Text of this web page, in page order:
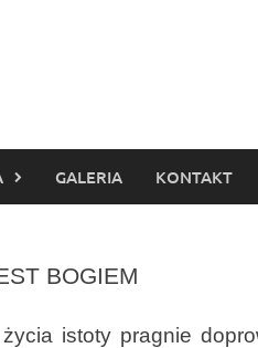
GALERIA KONTAKT
BOGIEM
istoty pragnie